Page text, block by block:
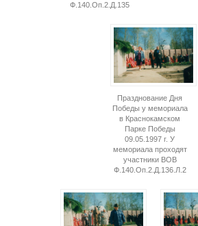
Ф.140.Оп.2.Д.135
Празднование Дня
Победы у мемориала
в Краснокамском
Парке Победы
09.05.1997 г. У
мемориала проходят
участники ВОВ
Ф.140.Оп.2.Д.136.Л.2